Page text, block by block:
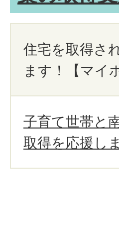
住宅を取得さ
ます！【マイ
子育て世帯と
取得を応援し